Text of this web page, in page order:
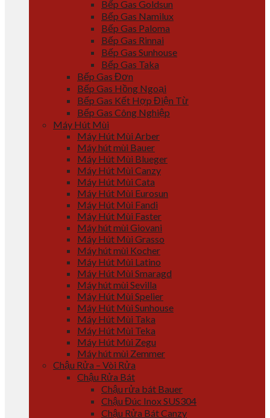
Bếp Gas Goldsun
Bếp Gas Namilux
Bếp Gas Paloma
Bếp Gas Rinnai
Bếp Gas Sunhouse
Bếp Gas Taka
Bếp Gas Đơn
Bếp Gas Hồng Ngoại
Bếp Gas Kết Hợp Điện Từ
Bếp Gas Công Nghiệp
Máy Hút Mùi
Máy Hút Mùi Arber
Máy hút mùi Bauer
Máy Hút Mùi Blueger
Máy Hút Mùi Canzy
Máy Hút Mùi Cata
Máy Hút Mùi Eurosun
Máy Hút Mùi Fandi
Máy Hút Mùi Faster
Máy hút mùi Giovani
Máy Hút Mùi Grasso
Máy hút mùi Kocher
Máy Hút Mùi Latino
Máy Hút Mùi Smaragd
Máy hút mùi Sevilla
Máy Hút Mùi Spelier
Máy Hút Mùi Sunhouse
Máy Hút Mùi Taka
Máy Hút Mùi Teka
Máy Hút Mùi Zegu
Máy hút mùi Zemmer
Chậu Rửa – Vòi Rửa
Chậu Rửa Bát
Chậu rửa bát Bauer
Chậu Đúc Inox SUS304
Chậu Rửa Bát Canzy